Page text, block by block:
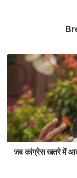
जब कांग्रेस खतरे में